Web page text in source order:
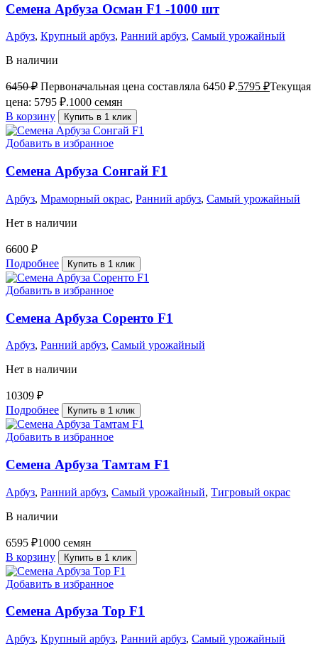
Семена Арбуза Осман F1 -1000 шт
Арбуз, Крупный арбуз, Ранний арбуз, Самый урожайный
В наличии
6450₽ Первоначальная цена составляла 6450 ₽.5795 ₽Текущая
цена: 5795 ₽.1000 семян
В корзину
Купить в 1 клик
Добавить в избранное
Семена Арбуза Сонгай F1
Арбуз, Мраморный окрас, Ранний арбуз, Самый урожайный
Нет в наличии
6600 ₽
Подробнее
Купить в 1 клик
Добавить в избранное
Семена Арбуза Соренто F1
Арбуз, Ранний арбуз, Самый урожайный
Нет в наличии
10309 ₽
Подробнее
Купить в 1 клик
Добавить в избранное
Семена Арбуза Тамтам F1
Арбуз, Ранний арбуз, Самый урожайный, Тигровый окрас
В наличии
6595 ₽1000 семян
В корзину
Купить в 1 клик
Добавить в избранное
Семена Арбуза Тор F1
Арбуз, Крупный арбуз, Ранний арбуз, Самый урожайный